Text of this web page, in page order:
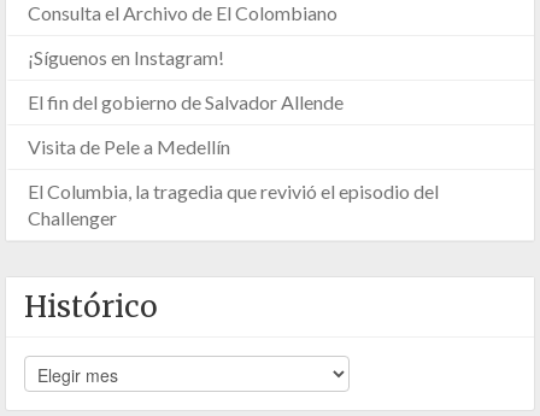
Consulta el Archivo de El Colombiano
¡Síguenos en Instagram!
El fin del gobierno de Salvador Allende
Visita de Pele a Medellín
El Columbia, la tragedia que revivió el episodio del
Challenger
Histórico